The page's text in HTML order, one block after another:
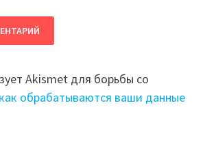
Akismet для борьбы со
обрабатываются ваши данные